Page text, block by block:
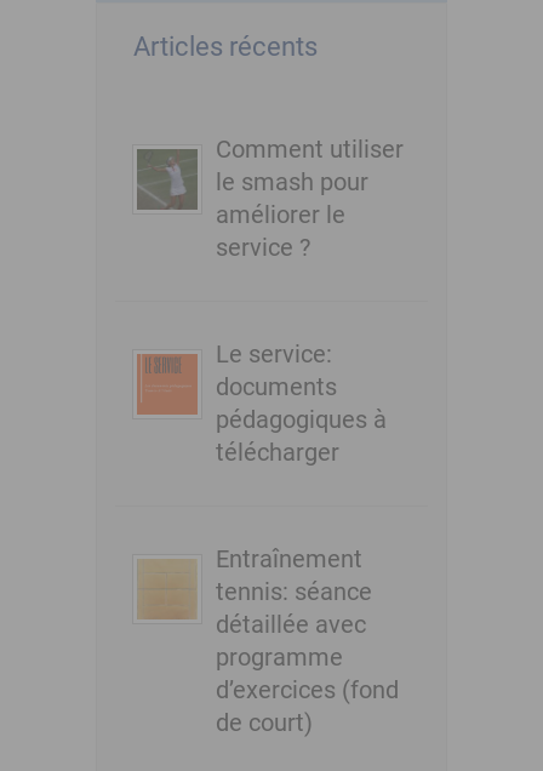
Articles récents
Comment utiliser
le smash pour
améliorer le
service ?
Le service:
documents
pédagogiques à
télécharger
Entraînement
tennis: séance
détaillée avec
programme
d’exercices (fond
de court)